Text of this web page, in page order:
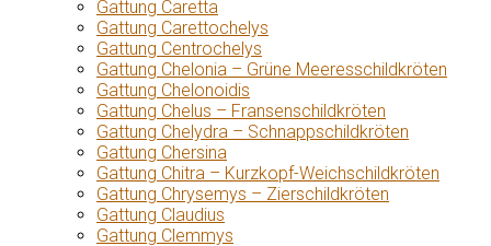
Gattung Caretta
Gattung Carettochelys
Gattung Centrochelys
Gattung Chelonia – Grüne Meeresschildkröten
Gattung Chelonoidis
Gattung Chelus – Fransenschildkröten
Gattung Chelydra – Schnappschildkröten
Gattung Chersina
Gattung Chitra – Kurzkopf-Weichschildkröten
Gattung Chrysemys – Zierschildkröten
Gattung Claudius
Gattung Clemmys